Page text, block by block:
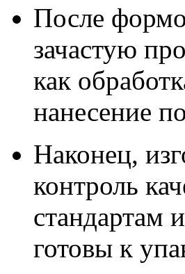
После
зачастую
как
нанесение
Наконец,
контроль
стандартам
готовы к